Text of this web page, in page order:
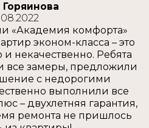
«Академия комфорта»
эконом-класса – это
некачественно. Ребята
все замеры, предложили
с недорогими
выполнили все
– двухлетняя гарантия,
ремонта не пришлось